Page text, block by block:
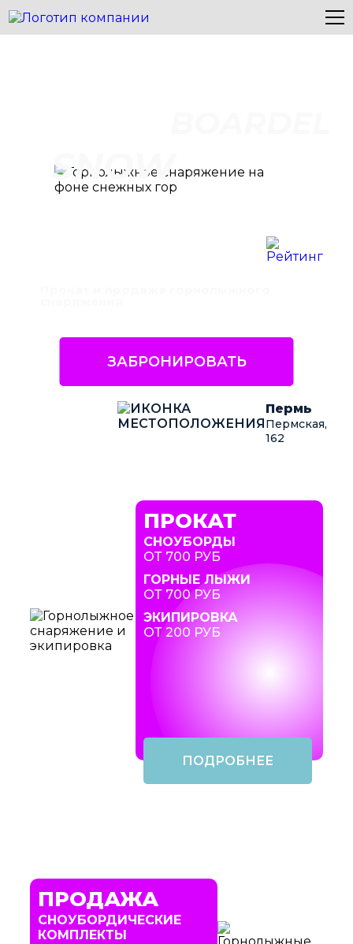
SNOW
ЗАБРОНИРОВАТЬ
Пермь
Пермская,
162
ПРОКАТ
СНОУБОРДЫ
ОТ 700 РУБ
ГОРНЫЕ ЛЫЖИ
ОТ 700 РУБ
ЭКИПИРОВКА
ОТ 200 РУБ
ПОДРОБНЕЕ
ПРОДАЖА
СНОУБОРДИЧЕСКИЕ
КОМПЛЕКТЫ